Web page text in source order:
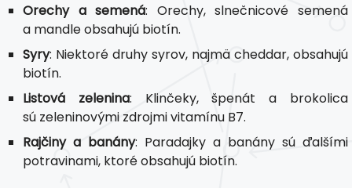
Orechy a semená: Orechy, slnečnicové semená
a mandle obsahujú biotín.
Syry: Niektoré druhy syrov, najmä cheddar, obsahujú
biotín.
Listová zelenina: Klinčeky, špenát a brokolica
sú zeleninovými zdrojmi vitamínu B7.
Rajčiny a banány: Paradajky a banány sú ďalšími
potravinami, ktoré obsahujú biotín.